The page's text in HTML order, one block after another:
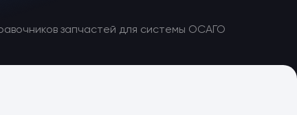
запчастей для системы ОСАГО